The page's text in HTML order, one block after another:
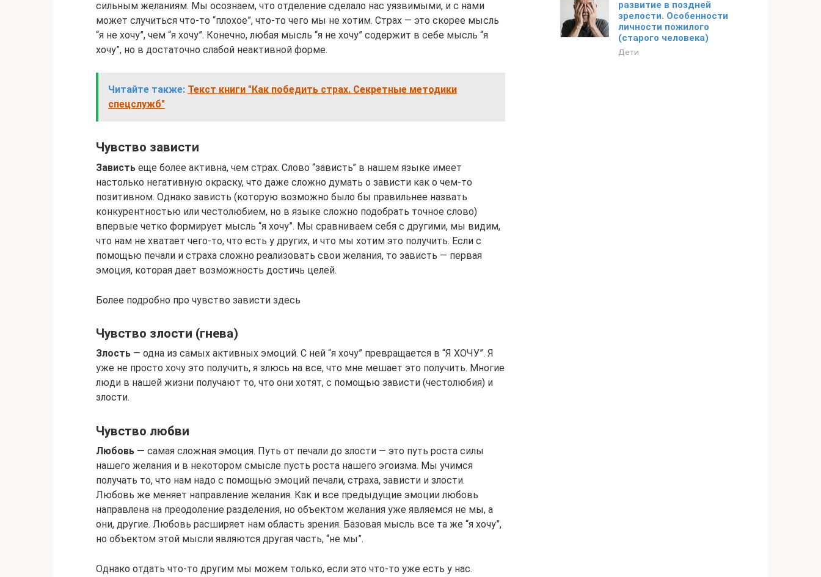
сильным желаниям. Мы осознаем, что отделение сделало нас уязвимыми, и с нами
может случиться что-то “плохое”, что-то чего мы не хотим. Страх — это скорее мысль
“я не хочу”, чем “я хочу”. Конечно, любая мысль “я не хочу” содержит в себе мысль “я
хочу”, но в достаточно слабой неактивной форме.
Читайте также: Текст книги "Как победить страх. Секретные методики
спецслужб"
Чувство зависти
Зависть еще более активна, чем страх. Слово “зависть” в нашем языке имеет
настолько негативную окраску, что даже сложно думать о зависти как о чем-то
позитивном. Однако зависть (которую возможно было бы правильнее назвать
конкурентностью или честолюбием, но в языке сложно подобрать точное слово)
впервые четко формирует мысль “я хочу”. Мы сравниваем себя с другими, мы видим,
что нам не хватает чего-то, что есть у других, и что мы хотим это получить. Если с
помощью печали и страха сложно реализовать свои желания, то зависть — первая
эмоция, которая дает возможность достичь целей.
Более подробно про чувство зависти здесь
Чувство злости (гнева)
Злость — одна из самых активных эмоций. С ней “я хочу” превращается в “Я ХОЧУ”. Я
уже не просто хочу это получить, я злюсь на все, что мне мешает это получить. Многие
люди в нашей жизни получают то, что они хотят, с помощью зависти (честолюбия) и
злости.
Чувство любви
Любовь — самая сложная эмоция. Путь от печали до злости — это путь роста силы
нашего желания и в некотором смысле пусть роста нашего эгоизма. Мы учимся
получать то, что нам надо с помощью эмоций печали, страха, зависти и злости.
Любовь же меняет направление желания. Как и все предыдущие эмоции любовь
направлена на преодоление разделения, но объектом желания уже являемся не мы, а
они, другие. Любовь расширяет нам область зрения. Базовая мысль все та же “я хочу”,
но объектом этой мысли являются другая часть, “не мы”.
Однако отдать что-то другим мы можем только, если это что-то уже есть у нас.
развитие в поздней
зрелости. Особенности
личности пожилого
(старого человека)
Дети